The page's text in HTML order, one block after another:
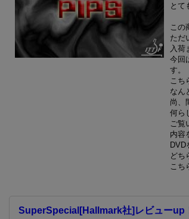
とて
この
ただ
入荷
今回
す。
こち
なん
尚、
何ら
ご覧
内容
どち
こち
SuperSpecial[Hallmark社]レビューup